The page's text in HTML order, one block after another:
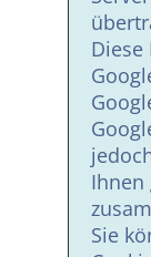
Ihnen
Sie